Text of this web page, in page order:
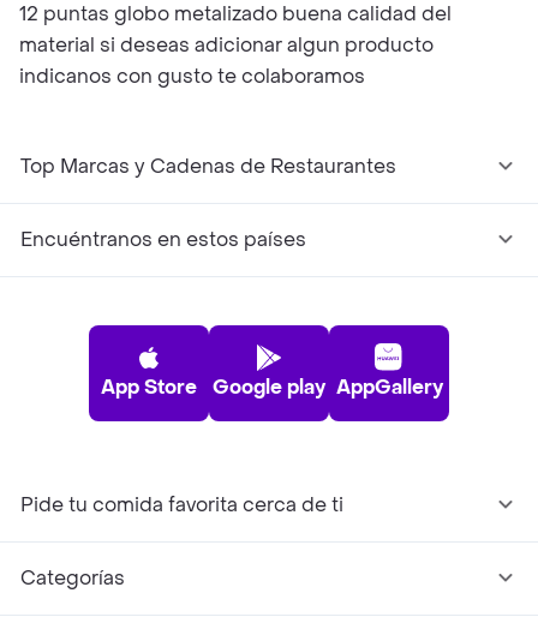
12 puntas globo metalizado buena calidad del
material si deseas adicionar algun producto
indicanos con gusto te colaboramos
Top Marcas y Cadenas de Restaurantes
Encuéntranos en estos países
App Store Google play AppGallery
Pide tu comida favorita cerca de ti
Categorías